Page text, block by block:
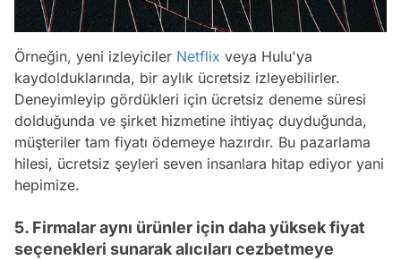
Örneğin, yeni izleyiciler Netflix veya Hulu'ya
kaydolduklarında, bir aylık ücretsiz izleyebilirler.
Deneyimleyip gördükleri için ücretsiz deneme süresi
dolduğunda ve şirket hizmetine ihtiyaç duyduğunda,
müşteriler tam fiyatı ödemeye hazırdır. Bu pazarlama
hilesi, ücretsiz şeyleri seven insanlara hitap ediyor yani
hepimize.
5. Firmalar aynı ürünler için daha yüksek fiyat
seçenekleri sunarak alıcıları cezbetmeye